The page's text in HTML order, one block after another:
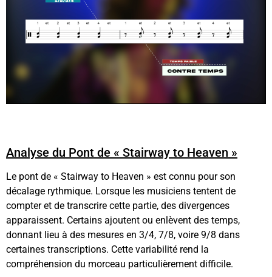
Analyse du Pont de « Stairway to Heaven »
Le pont de « Stairway to Heaven » est connu pour son
décalage rythmique. Lorsque les musiciens tentent de
compter et de transcrire cette partie, des divergences
apparaissent. Certains ajoutent ou enlèvent des temps,
donnant lieu à des mesures en 3/4, 7/8, voire 9/8 dans
certaines transcriptions. Cette variabilité rend la
compréhension du morceau particulièrement difficile.